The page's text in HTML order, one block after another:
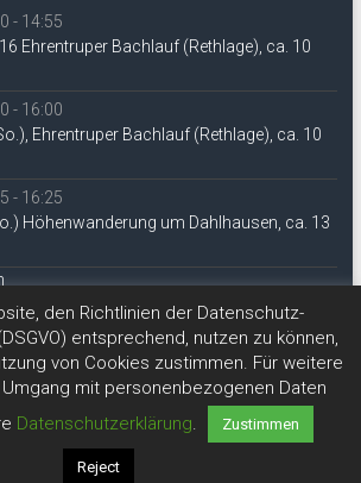
- 14:55
Ehrentruper Bachlauf (Rethlage), ca. 10
- 16:00
Ehrentruper Bachlauf (Rethlage), ca. 10
- 16:25
Höhenwanderung um Dahlhausen, ca. 13
DAV Lippe-Detmold
den Richtlinien der Datenschutz-
entsprechend, nutzen zu können,
von Cookies zustimmen. Für weitere
mit personenbezogenen Daten
Datenschutzerklärung. Zustimmen
Reject